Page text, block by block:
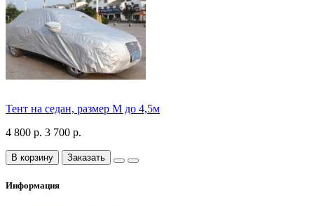
Тент на седан, размер М до 4,5м
4 800 р. 3 700 р.
В корзину Заказать
Информация